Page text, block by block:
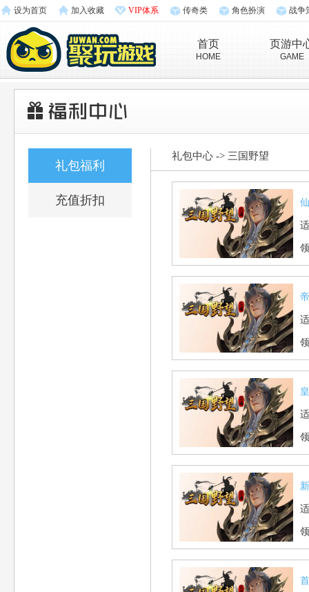
设为首页 加入收藏 VIP体系 传奇类 角色扮演 战争
首页
HOME
页游中
GAME
礼包福利
充值折扣
礼包中心 -> 三国野望